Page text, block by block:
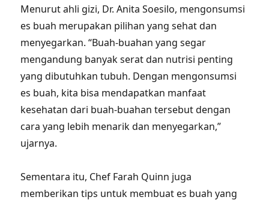
Menurut ahli gizi, Dr. Anita Soesilo, mengonsumsi
es buah merupakan pilihan yang sehat dan
menyegarkan. “Buah-buahan yang segar
mengandung banyak serat dan nutrisi penting
yang dibutuhkan tubuh. Dengan mengonsumsi
es buah, kita bisa mendapatkan manfaat
kesehatan dari buah-buahan tersebut dengan
cara yang lebih menarik dan menyegarkan,”
ujarnya.
Sementara itu, Chef Farah Quinn juga
memberikan tips untuk membuat es buah yang